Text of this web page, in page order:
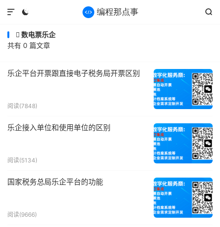
 

 数电票乐企
共有 0 篇文章
乐企平台开票跟直接电子税务局开票区别
阅读(7848)
乐企接入单位和使用单位的区别
阅读(5134)
国家税务总局乐企平台的功能
阅读(9666)